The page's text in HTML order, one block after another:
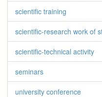
scientific training
scientific-research work of
scientific-technical activity
seminars
university conference